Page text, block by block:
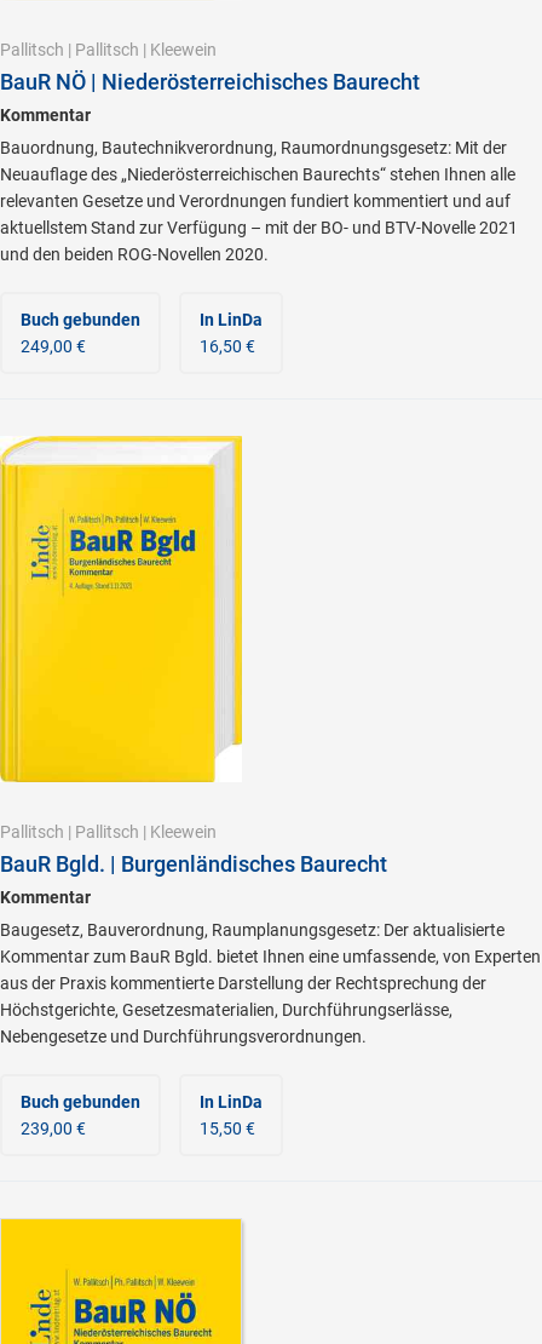
Pallitsch | Pallitsch | Kleewein
BauR NÖ | Niederösterreichisches Baurecht
Kommentar
Bauordnung, Bautechnikverordnung, Raumordnungsgesetz: Mit der
Neuauflage des „Niederösterreichischen Baurechts“ stehen Ihnen alle
relevanten Gesetze und Verordnungen fundiert kommentiert und auf
aktuellstem Stand zur Verfügung – mit der BO- und BTV-Novelle 2021
und den beiden ROG-Novellen 2020.
Buch gebunden
249,00 €
In LinDa
16,50 €
Pallitsch | Pallitsch | Kleewein
BauR Bgld. | Burgenländisches Baurecht
Kommentar
Baugesetz, Bauverordnung, Raumplanungsgesetz: Der aktualisierte
Kommentar zum BauR Bgld. bietet Ihnen eine umfassende, von Experten
aus der Praxis kommentierte Darstellung der Rechtsprechung der
Höchstgerichte, Gesetzesmaterialien, Durchführungserlässe,
Nebengesetze und Durchführungsverordnungen.
Buch gebunden
239,00 €
In LinDa
15,50 €